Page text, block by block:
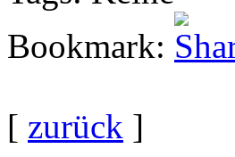
Bookmark:
[ zurück ]